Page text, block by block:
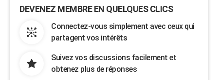
DEVENEZ MEMBRE EN QUELQUES CLICS
Connectez-vous simplement avec ceux qui
partagent vos intérêts
Suivez vos discussions facilement et
obtenez plus de réponses